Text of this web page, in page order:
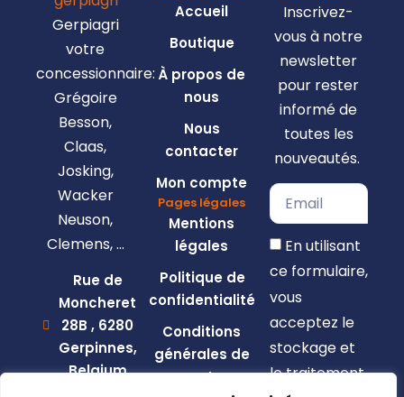
Gerpiagri
votre
concessionnaire:
Grégoire
Besson,
Claas,
Josking,
Wacker
Neuson,
Clemens, …
Rue de
Moncheret
28B , 6280
Gerpinnes,
Belgium
Accueil
Boutique
À propos de
nous
Nous
contacter
Mon compte
Pages légales
Mentions
légales
Politique de
confidentialité
Conditions
générales de
vente
Inscrivez-
vous à notre
newsletter
pour rester
informé de
toutes les
nouveautés.
En utilisant
ce formulaire,
vous
acceptez le
stockage et
le traitement